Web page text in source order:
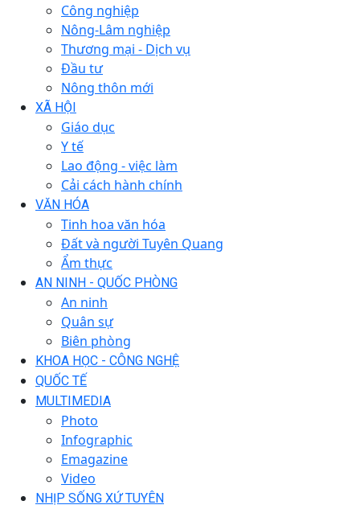
Công nghiệp
Nông-Lâm nghiệp
Thương mại - Dịch vụ
Đầu tư
Nông thôn mới
XÃ HỘI
Giáo dục
Y tế
Lao động - việc làm
Cải cách hành chính
VĂN HÓA
Tinh hoa văn hóa
Đất và người Tuyên Quang
Ẩm thực
AN NINH - QUỐC PHÒNG
An ninh
Quân sự
Biên phòng
KHOA HỌC - CÔNG NGHỆ
QUỐC TẾ
MULTIMEDIA
Photo
Infographic
Emagazine
Video
NHỊP SỐNG XỨ TUYÊN